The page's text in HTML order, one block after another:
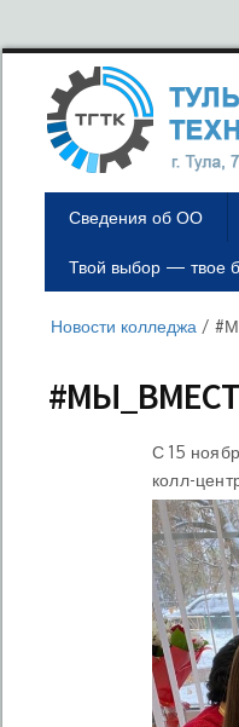
Сведения об ОО
Твой выбор — твое
Новости колледжа /
С 15
колл-